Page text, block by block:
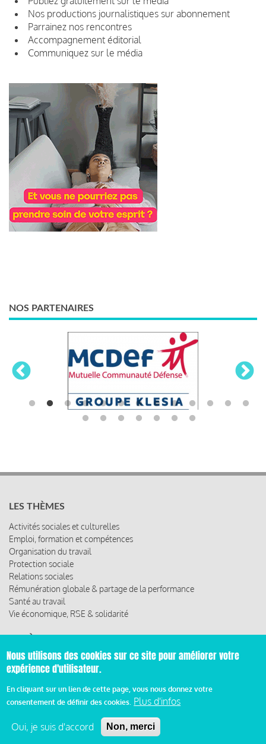
Nos productions journalistiques sur abonnement
Parrainez nos rencontres
Accompagnement éditorial
Communiquez sur le média
NOS PARTENAIRES
LES THÈMES
Activités sociales et culturelles
Emploi, formation et compétences
Organisation du travail
Protection sociale
Relations sociales
Rémunération globale & partage de la performance
Santé au travail
Vie économique, RSE & solidarité
Les abonnements
Les rencontres
© 2019 Miroir Social - Réalisé par
Nous utilisons des cookies sur ce site pour améliorer votre
expérience d'utilisateur.
En cliquant sur un lien de cette page, vous nous donnez votre
consentement de définir des cookies. Plus d'infos
Oui, je suis d'accord Non, merci